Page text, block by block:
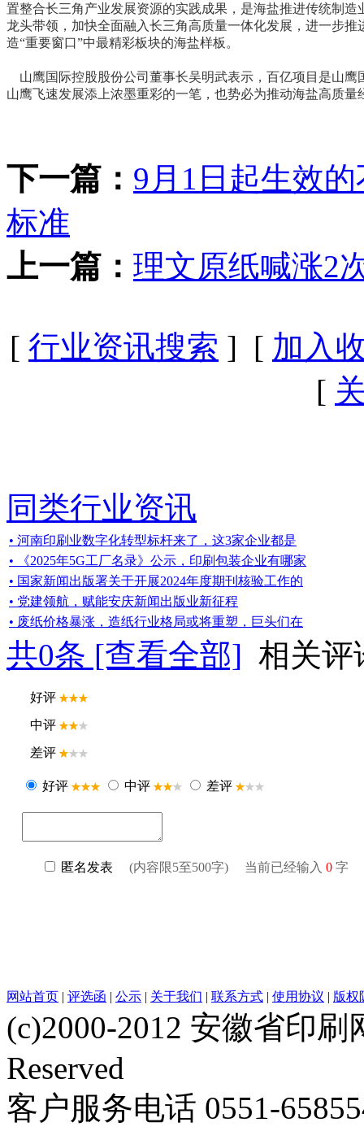
置整合长三角产业发展资源的实践成果，是海盐推进传统制
龙头带领，加快全面融入长三角高质量一体化发展，进一步
造“重要窗口”中最精彩板块的海盐样板。
山鹰国际控股股份公司董事长吴明武表示，百亿项目是山
山鹰飞速发展添上浓墨重彩的一笔，也势必为推动海盐高质量
下一篇： 9月1日起生效
标准
上一篇： 理文原纸喊涨2
[ 行业资讯搜索 ] [ 加入
[
同类行业资讯
• 河南印刷业数字化转型标杆来了，这3家企业都是
• 《2025年5G工厂名录》公示，印刷包装企业有哪家
• 国家新闻出版署关于开展2024年度期刊核验工作的
• 党建领航，赋能安庆新闻出版业新征程
• 废纸价格暴涨，造纸行业格局或将重塑，巨头们在
共0条 [查看全部] 相关评
网站首页 | 评选函 | 公示 | 关于我们 | 联系方式 | 使用协议 | 版权
(c)2000-2012 安徽省印刷
Reserved
客户服务电话 0551-